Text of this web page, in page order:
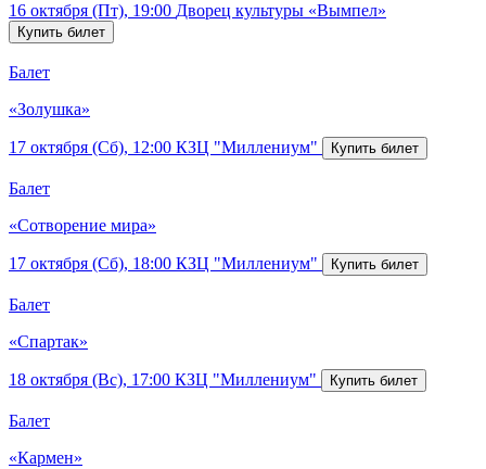
16 октября (Пт), 19:00 Дворец культуры «Вымпел»
Балет
«Золушка»
17 октября (Сб), 12:00 КЗЦ "Миллениум"
Балет
«Сотворение мира»
17 октября (Сб), 18:00 КЗЦ "Миллениум"
Балет
«Спартак»
18 октября (Вс), 17:00 КЗЦ "Миллениум"
Балет
«Кармен»